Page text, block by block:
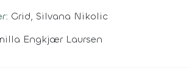
Grid, Silvana Nikolic
Engkjær Laursen